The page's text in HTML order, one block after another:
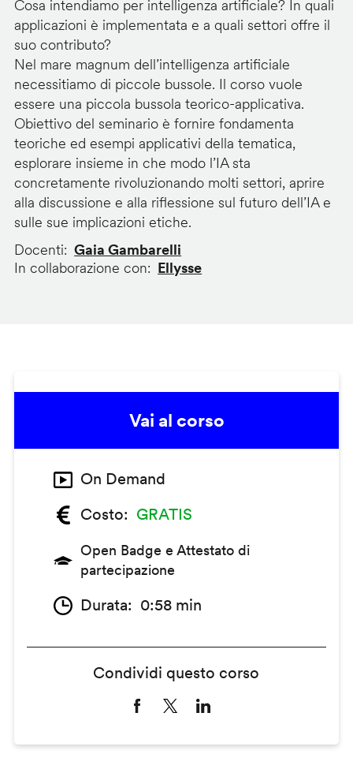
Cosa intendiamo per intelligenza artificiale? In quali
applicazioni è implementata e a quali settori offre il
suo contributo?
Nel mare magnum dell’intelligenza artificiale
necessitiamo di piccole bussole. Il corso vuole
essere una piccola bussola teorico-applicativa.
Obiettivo del seminario è fornire fondamenta
teoriche ed esempi applicativi della tematica,
esplorare insieme in che modo l’IA sta
concretamente rivoluzionando molti settori, aprire
alla discussione e alla riflessione sul futuro dell’IA e
sulle sue implicazioni etiche.
Docenti
Gaia Gambarelli
In collaborazione con
Ellysse
Vai al corso
On Demand
Costo
GRATIS
Open Badge e Attestato di
partecipazione
Durata 0:58 min
Condividi questo corso